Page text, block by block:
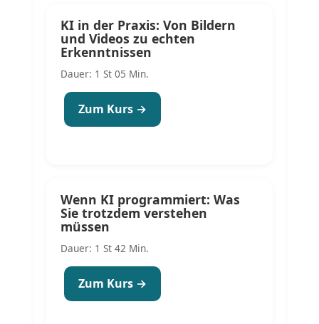
KI in der Praxis: Von Bildern
und Videos zu echten
Erkenntnissen
Dauer: 1 St 05 Min.
Zum Kurs →
Wenn KI programmiert: Was
Sie trotzdem verstehen
müssen
Dauer: 1 St 42 Min.
Zum Kurs →